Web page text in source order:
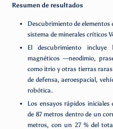
Resumen de resultados
Descubrimiento de elementos
sistema de minerales críticos
El descubrimiento
magnéticos —neodimio,
como itrio y otras tierras
de defensa, aeroespacial,
robótica.
Los ensayos rápidos
de 87 metros dentro de un
metros, con un 27 % del